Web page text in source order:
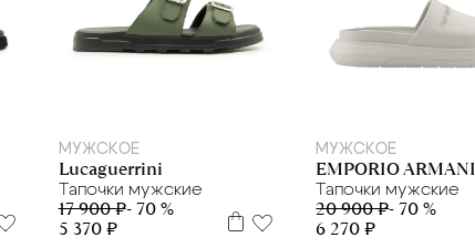
МУЖСКОЕ
Lucaguerrini
Тапочки мужские
17 900 ₽- 70 %
5 370 ₽
МУЖСКОЕ
EMPORIO ARMANI
Тапочки мужские
20 900 ₽- 70 %
6 270 ₽